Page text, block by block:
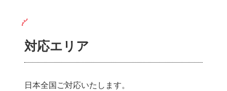
対応エリア
日本全国ご対応いたします。